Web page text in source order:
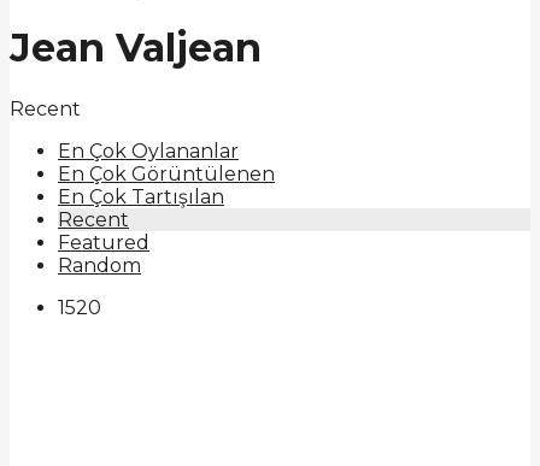
Jean Valjean
Recent
En Çok Oylananlar
En Çok Görüntülenen
En Çok Tartışılan
Recent
Featured
Random
1520